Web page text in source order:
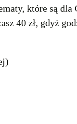
które są
40 zł, gdyż